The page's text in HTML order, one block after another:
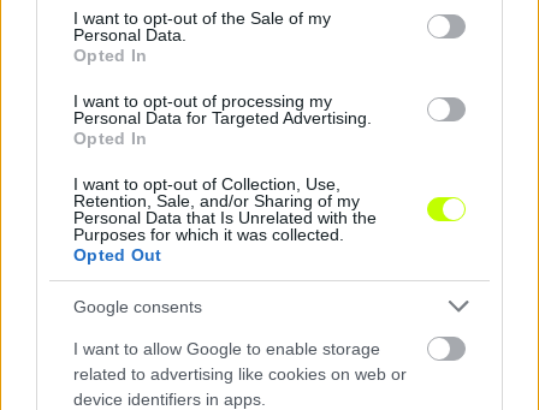
consent section.
I want to opt-out of the Sale of my
Personal Data.
Opted In
I want to opt-out of processing my
Personal Data for Targeted Advertising.
Opted In
I want to opt-out of Collection, Use,
Retention, Sale, and/or Sharing of my
Personal Data that Is Unrelated with the
Purposes for which it was collected.
Opted Out
Google consents
I want to allow Google to enable storage
related to advertising like cookies on web or
device identifiers in apps.
Megosztás:
KAPCSOLÓDÓ HÍREK
Hírek